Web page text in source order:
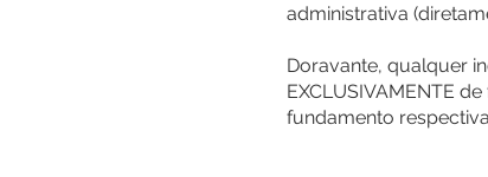
administrativa
Doravante, qualquer
EXCLUSIVAMENTE
fundamento